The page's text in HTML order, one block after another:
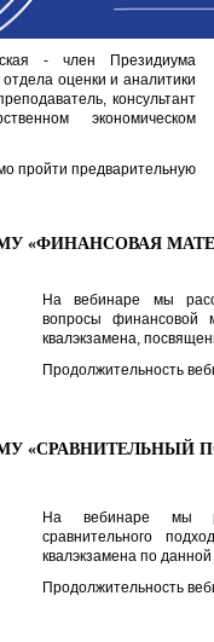
- член Президиума
оценки и аналитики
консультант
экономическом
пройти предварительную
«ФИНАНСОВАЯ
На вебинаре мы
вопросы
квалэкзамена,
Продолжительность
«СРАВНИТЕЛЬНЫЙ
На вебинаре мы
сравнительного
квалэкзамена по
Продолжительность